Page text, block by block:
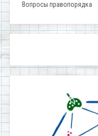
Вопросы правопорядка